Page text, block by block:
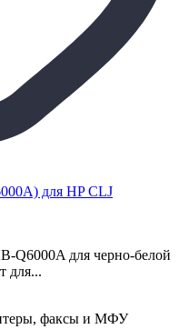
Q6000A для черно-белой
для...
факсы и МФУ